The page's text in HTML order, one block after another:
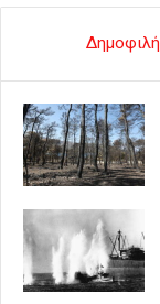
Δημοφιλή